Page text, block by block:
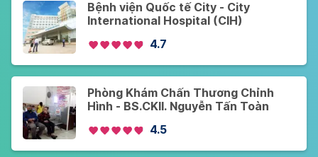
Bệnh viện Quốc tế City - City
International Hospital (CIH)
4.7
Phòng Khám Chấn Thương Chỉnh
Hình - BS.CKII. Nguyễn Tấn Toàn
4.5